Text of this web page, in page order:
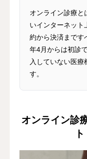
オンライン診療と
いインターネット
約から決済まです
年4月からは初診
入していない医
す。
オンライン診